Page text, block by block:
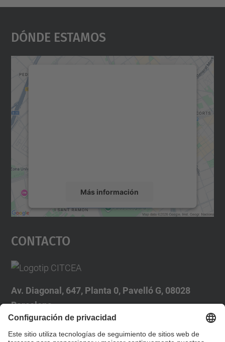
Dónde Estamos
Más información
Aceptar
powered by
Contacto
Av. Diagonal, 647, Planta 0, Pavelló G, 08028
Barcelona